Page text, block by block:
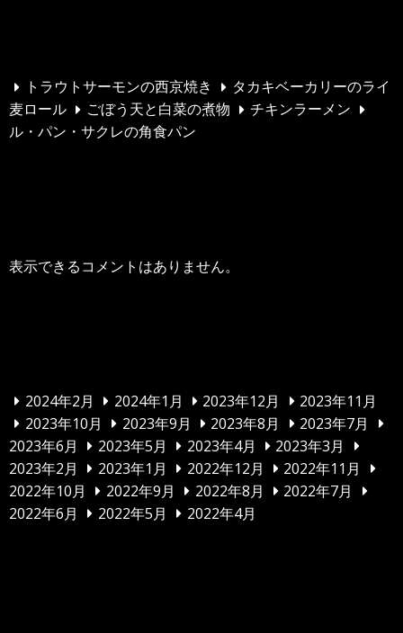
トラウトサーモンの西京焼き
タカキベーカリーのライ
麦ロール
ごぼう天と白菜の煮物
チキンラーメン
ル・パン・サクレの角食パン
表示できるコメントはありません。
2024年2月 2024年1月 2023年12月
2023年11月
2023年10月
2023年9月 2023年8月
2023年7月
2023年6月
2023年5月 2023年4月
2023年3月
2023年2月
2023年1月 2022年12月
2022年11月
2022年10月
2022年9月 2022年8月
2022年7月
2022年6月
2022年5月 2022年4月